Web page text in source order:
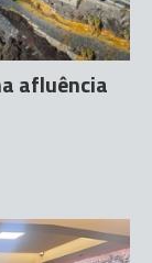
afluência